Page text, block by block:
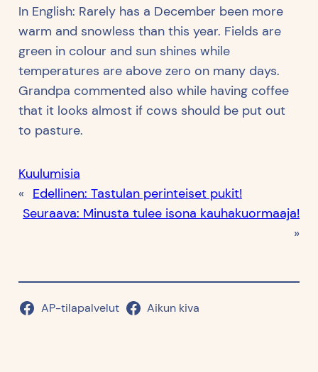
In English: Rarely has a December been more
warm and snowless than this year. Fields are
green in colour and sun shines while
temperatures are above zero on many days.
Grandpa commented also while having coffee
that it looks almost if cows should be put out
to pasture.
Kuulumisia
« Edellinen: Tastulan perinteiset pukit!
Seuraava: Minusta tulee isona kauhakuormaaja!
»
AP-tilapalvelut Aikun kiva